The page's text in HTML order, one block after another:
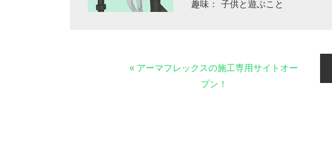
趣味：
子供と遊ぶこと
« アーマフレックスの施工専用サイトオー
プン！